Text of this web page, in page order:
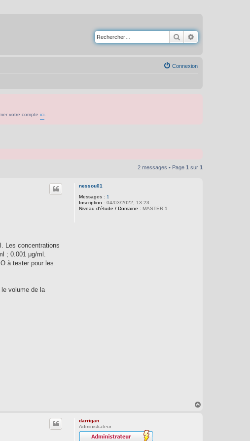
Rechercher
Connexion
votre compte ici
2 messages • Page 1 sur 1
nessou01
Messages : 1
Inscription : 04/03/2022, 13:23
Niveau d'étude / Domaine : MASTER 1
Les concentrations
; 0.001 μg/ml.
à tester pour les
volume de la
darrigan
Administrateur